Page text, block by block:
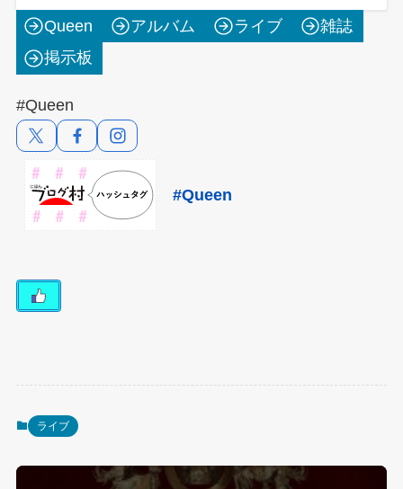
Queen アルバム ライブ
雑誌
掲示板
#Queen
#Queen
ライブ